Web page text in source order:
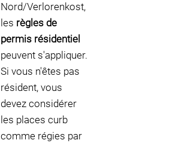
Nord/Verlorenkost,
les règles de
permis résidentiel
peuvent s'appliquer.
Si vous n'êtes pas
résident, vous
devez considérer
les places curb
comme régies par